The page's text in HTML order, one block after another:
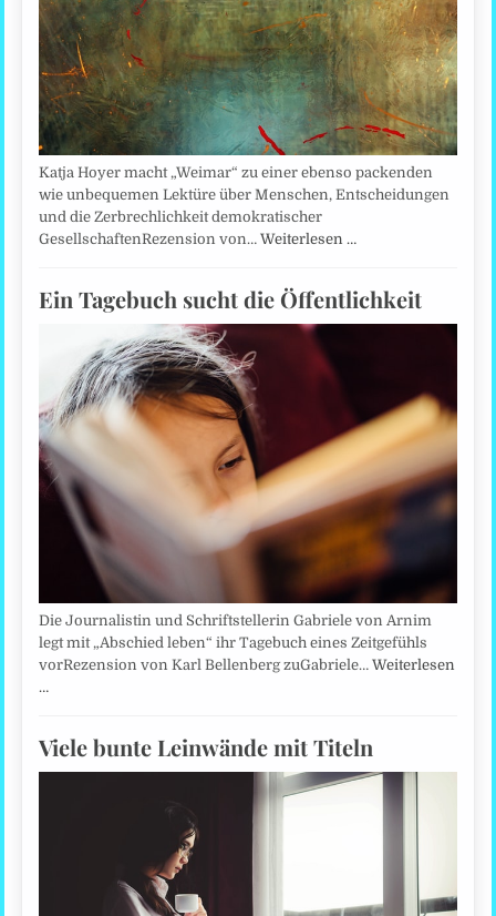
Katja Hoyer macht „Weimar“ zu einer ebenso packenden
wie unbequemen Lektüre über Menschen, Entscheidungen
und die Zerbrechlichkeit demokratischer
GesellschaftenRezension von…Weiterlesen …
Ein Tagebuch sucht die Öffentlichkeit
Die Journalistin und Schriftstellerin Gabriele von Arnim
legt mit „Abschied leben“ ihr Tagebuch eines Zeitgefühls
vorRezension von Karl Bellenberg zuGabriele…Weiterlesen
…
Viele bunte Leinwände mit Titeln